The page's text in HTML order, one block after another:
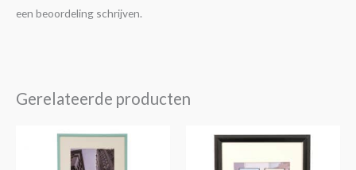
een beoordeling schrijven.
Gerelateerde producten
€4,25
Dit